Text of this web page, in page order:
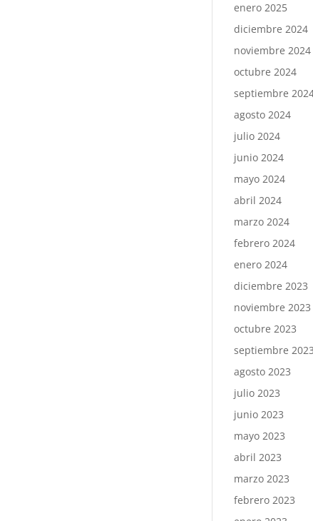
enero 2025
diciembre 2024
noviembre 2024
octubre 2024
septiembre
agosto 2024
julio 2024
junio 2024
mayo 2024
abril 2024
marzo 2024
febrero 2024
enero 2024
diciembre 2023
noviembre 2023
octubre 2023
septiembre 2023
agosto 2023
julio 2023
junio 2023
mayo 2023
abril 2023
marzo 2023
febrero 2023